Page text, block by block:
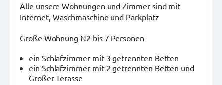
Alle unsere Wohnungen und Zimmer sind mit
Internet, Waschmaschine und Parkplatz
Große Wohnung N2 bis 7 Personen
ein Schlafzimmer mit 3 getrennten Betten
ein Schlafzimmer mit 2 getrennten Betten und
Großer Terasse